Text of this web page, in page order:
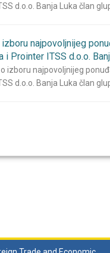
d.o.o. Banja Luka član
najpovoljnijeg
i Prointer ITSS d.o.o.
izboru najpovoljnijeg
d.o.o. Banja Luka član